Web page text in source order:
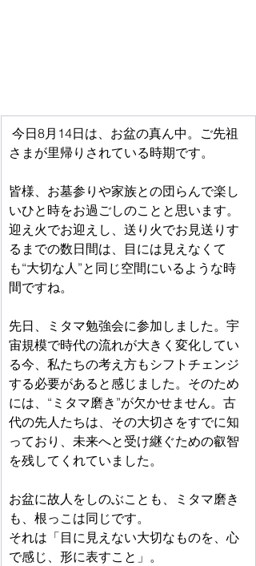
今日8月14日は、お盆の真ん中。ご先祖
さまが里帰りされている時期です。
皆様、お墓参りや家族との団らんで楽し
いひと時をお過ごしのことと思います。
迎え火でお迎えし、送り火でお見送りす
るまでの数日間は、目には見えなくて
も“大切な人”と同じ空間にいるような時
間ですね。
先日、ミタマ勉強会に参加しました。宇
宙規模で時代の流れが大きく変化してい
る今、私たちの考え方もシフトチェンジ
する必要があると感じました。そのため
には、“ミタマ磨き”が欠かせません。古
代の先人たちは、その大切さをすでに知
っており、未来へと受け継ぐための叡智
を残してくれていました。
お盆に故人をしのぶことも、ミタマ磨き
も、根っこは同じです。
それは「目に見えない大切なものを、心
で感じ、形に表すこと」。